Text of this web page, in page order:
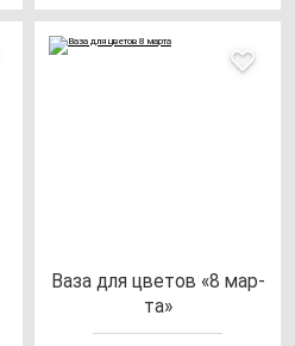
Ваза для цве­тов «8 мар­
та»